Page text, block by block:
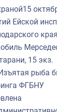
Ейской
края
15 экз.
рыба
ФГБНУ